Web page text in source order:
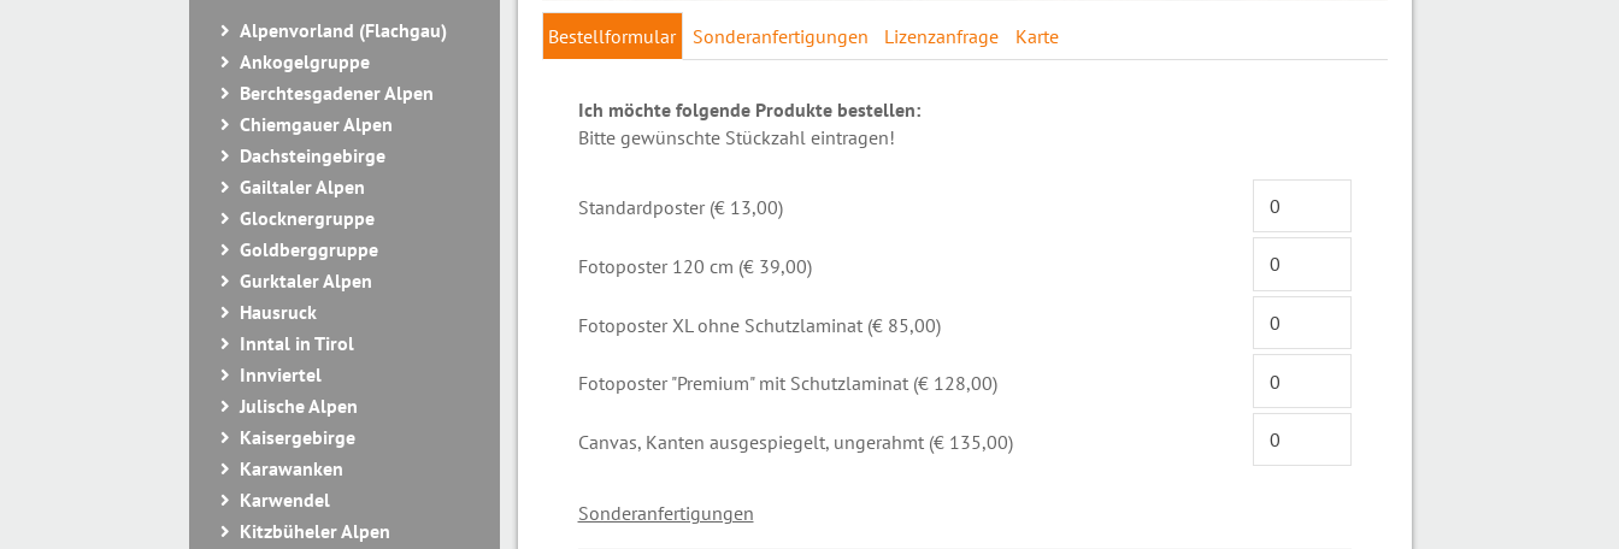
Alpenvorland (Flachgau)
Ankogelgruppe
Berchtesgadener Alpen
Chiemgauer Alpen
Dachsteingebirge
Gailtaler Alpen
Glocknergruppe
Goldberggruppe
Gurktaler Alpen
Hausruck
Inntal in Tirol
Innviertel
Julische Alpen
Kaisergebirge
Karawanken
Karwendel
Kitzbüheler Alpen
Bestellformular Sonderanfertigungen Lizenzanfrage Karte
Ich möchte folgende Produkte bestellen:
Bitte gewünschte Stückzahl eintragen!
Standardposter (€ 13,00)
Fotoposter 120 cm (€ 39,00)
Fotoposter XL ohne Schutzlaminat (€ 85,00)
Fotoposter "Premium" mit Schutzlaminat (€ 128,00)
Canvas, Kanten ausgespiegelt, ungerahmt (€ 135,00)
Sonderanfertigungen